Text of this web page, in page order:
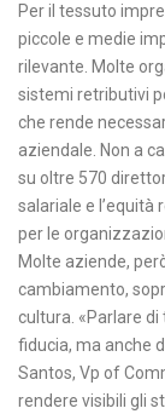
Per il tessuto
piccole e medie
rilevante. Molte
sistemi retributivi
che rende
aziendale. Non a
su oltre 570
salariale e
per le
Molte aziende,
cambiamento,
cultura. «Parlare
fiducia, ma anche
Santos, Vp of
rendere visibili gli